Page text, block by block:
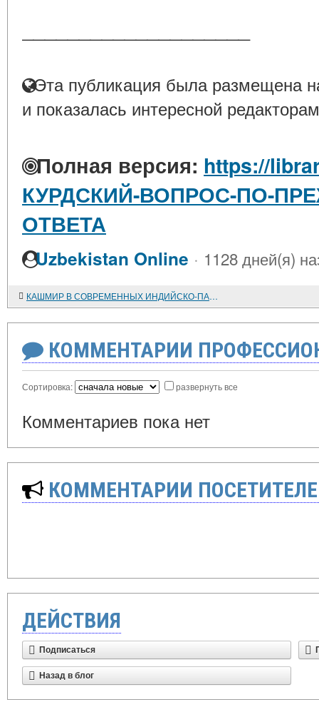
Эта публикация была размещена
и показалась интересной
Полная версия: https://
КУРДСКИЙ-ВОПРОС-ПО-
ОТВЕТА
Uzbekistan Online · 1128 дней(я)
КАШМИР В СОВРЕМЕННЫХ ИНДИЙСКО-ПАКИСТАНСКИХ ОТНОШЕНИЯХ
КОММЕНТАРИИ
Сортировка: развернуть все
Комментариев пока нет
КОММЕНТАРИИ
ДЕЙСТВИЯ
Подписаться
Назад в блог